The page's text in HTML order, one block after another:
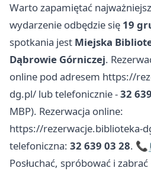
Warto zapamiętać
wydarzenie odbędzie się 19
spotkania jest Miejska
Dąbrowie Górniczej.
online pod adresem https://
dg.pl/ lub telefonicznie -32
MBP). Rezerwacja online:
https://rezerwacje.biblioteka-
telefoniczna: 32 639 03 28.
Posłuchać, spróbować i